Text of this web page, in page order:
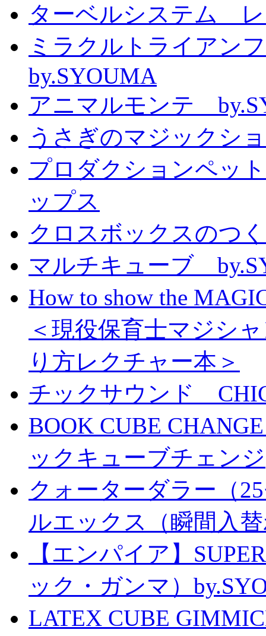
ターベルシステム
ミラクルトライアン
by.SYOUMA
アニマルモンテ
うさぎのマジックシ
プロダクションペッ
ップス
クロスボックスのつ
マルチキューブ
How to show the
＜現役保育士マジシ
り方レクチャー本＞
チックサウンド
BOOK CUBE
ックキューブチェンジ
クォーターダラー（
ルエックス（瞬間入
【エンパイア】
ック・ガンマ）
LATEX CUBE